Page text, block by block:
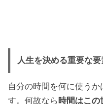
人生を決める重要な
自分の時間を何に使う
す。何故なら時間はこの